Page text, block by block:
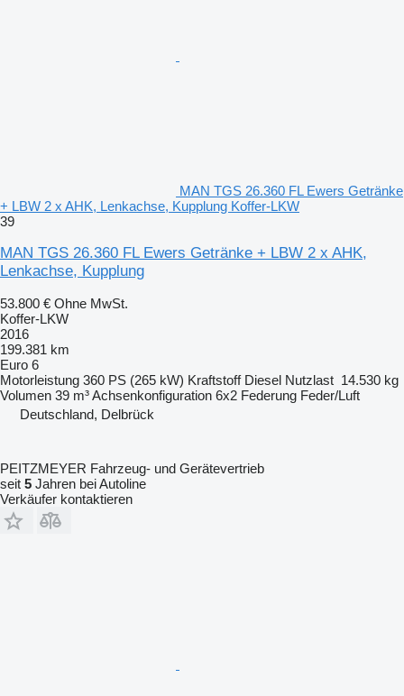
MAN TGS 26.360 FL Ewers Getränke
+ LBW 2 x AHK, Lenkachse, Kupplung Koffer-LKW
39
MAN TGS 26.360 FL Ewers Getränke + LBW 2 x AHK,
Lenkachse, Kupplung
53.800 € Ohne MwSt.
Koffer-LKW
2016
199.381 km
Euro 6
Motorleistung 360 PS (265 kW) Kraftstoff Diesel Nutzlast 14.530 kg
Volumen 39 m³Achsenkonfiguration 6x2 Federung Feder/Luft
Deutschland, Delbrück
PEITZMEYER Fahrzeug- und Gerätevertrieb
seit 5 Jahren bei Autoline
Verkäufer kontaktieren